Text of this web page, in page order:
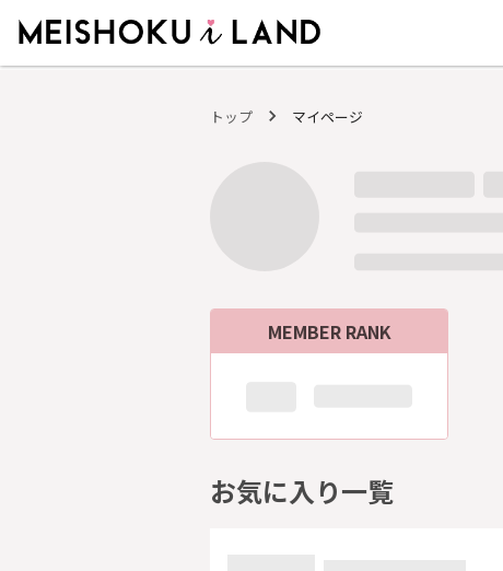
トップ マイページ
MEMBER RANK
お気に入り一覧